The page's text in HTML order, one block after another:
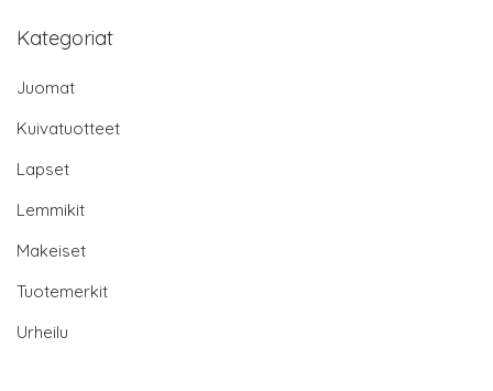
Kategoriat
Juomat
Kuivatuotteet
Lapset
Lemmikit
Makeiset
Tuotemerkit
Urheilu